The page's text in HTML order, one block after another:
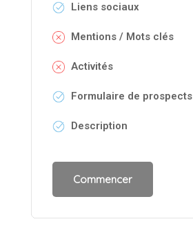
Liens sociaux
Mentions / Mots clés
Activités
Formulaire de prospects
Description